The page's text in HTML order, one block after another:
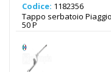
Codice: 1182356
Tappo serbatoio Piaggio
50 P